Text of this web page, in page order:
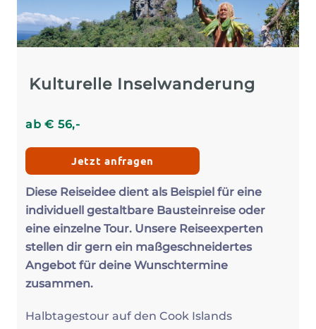
Kulturelle Inselwanderung
ab€ 56,-
Jetzt anfragen
Diese Reiseidee dient als Beispiel für eine
individuell gestaltbare Bausteinreise oder
eine einzelne Tour. Unsere Reiseexperten
stellen dir gern ein maßgeschneidertes
Angebot für deine Wunschtermine
zusammen.
Halbtagestour auf den Cook Islands